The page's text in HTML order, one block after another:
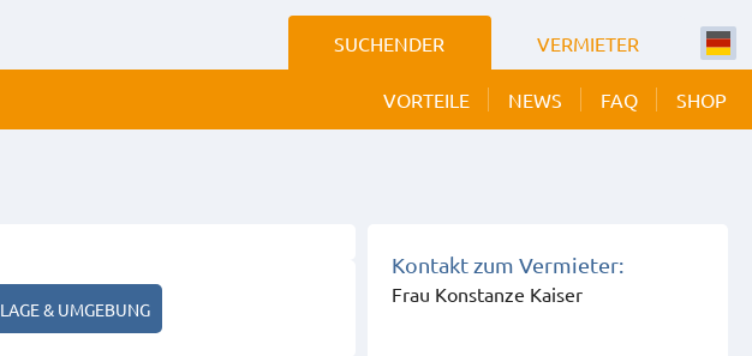
SUCHENDER VERMIETER
VORTEILE NEWS FAQ SHOP
LAGE & UMGEBUNG
Kontakt zum Vermieter:
Frau Konstanze Kaiser